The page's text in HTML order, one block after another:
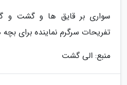
سواری بر قایق ها و گشت و
تفریحات سرگرم نماینده برای
منبع: الی گشت